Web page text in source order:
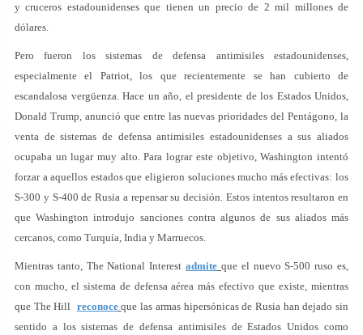
y cruceros estadounidenses que tienen un precio de 2 mil millones de
dólares.
Pero fueron los sistemas de defensa antimisiles estadounidenses,
especialmente el Patriot, los que recientemente se han cubierto de
escandalosa vergüenza. Hace un año, el presidente de los Estados Unidos,
Donald Trump, anunció que entre las nuevas prioridades del Pentágono, la
venta de sistemas de defensa antimisiles estadounidenses a sus aliados
ocupaba un lugar muy alto. Para lograr este objetivo, Washington intentó
forzar a aquellos estados que eligieron soluciones mucho más efectivas: los
S-300 y S-400 de Rusia a repensar su decisión. Estos intentos resultaron en
que Washington introdujo sanciones contra algunos de sus aliados más
cercanos, como Turquía, India y Marruecos.
Mientras tanto, The National Interestadmite que el nuevo S-500 ruso es,
con mucho, el sistema de defensa aérea más efectivo que existe, mientras
que The Hill reconoce que las armas hipersónicas de Rusia han dejado sin
sentido a los sistemas de defensa antimisiles de Estados Unidos como